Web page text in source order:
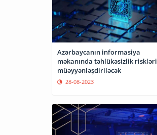
Azərbaycanın informasiya
məkanında təhlükəsizlik riskləri
müəyyənləşdiriləcək
28-08-2023